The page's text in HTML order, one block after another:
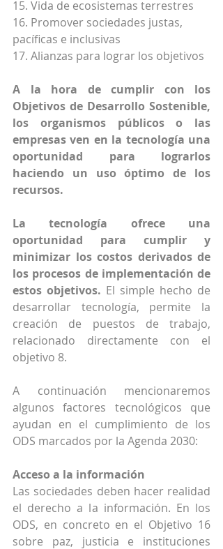
15. Vida de ecosistemas terrestres
16. Promover sociedades justas,
pacíficas e inclusivas
17. Alianzas para lograr los objetivos
A la hora de cumplir con los
Objetivos de Desarrollo Sostenible,
los organismos públicos o las
empresas ven en la tecnología una
oportunidad para lograrlos
haciendo un uso óptimo de los
recursos.
La tecnología ofrece una
oportunidad para cumplir y
minimizar los costos derivados de
los procesos de implementación de
estos objetivos. El simple hecho de
desarrollar tecnología, permite la
creación de puestos de trabajo,
relacionado directamente con el
objetivo 8.
A continuación mencionaremos
algunos factores tecnológicos que
ayudan en el cumplimiento de los
ODS marcados por la Agenda 2030:
Acceso a la información
Las sociedades deben hacer realidad
el derecho a la información. En los
ODS, en concreto en el Objetivo 16
sobre paz, justicia e instituciones